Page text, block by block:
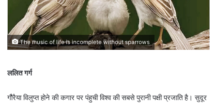
The music of life is incomplete without sparrows
ललित गर्ग
गौैरैया विलुप्त होने की कगार पर पंहुची विश्व की सबसे पुरानी पक्षी प्रजाति है। सुदूर